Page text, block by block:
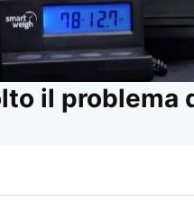
il problema